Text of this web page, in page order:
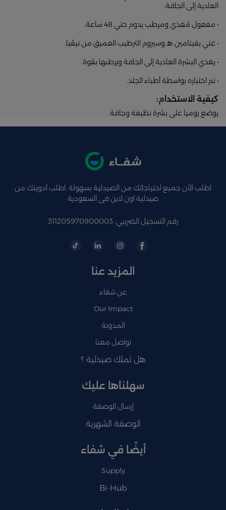
العادية إلى الجافة.
• مفعول مُغذي ومرطب يدوم حتي 48 ساعة.
• غني بفيتامين هـ وسيروم الترطيب العميق من نيڤيا.
• يغذي البشرة العادية إلى الجافة ويرطبها بقوة.
• تم اختباره بواسطة أطباء الجلد.
كيفية الاستخدام:
يوضع يوميا على بشرة نظيفة وجافة.
اطلب الآن جميع احتياجاتك من الصيدلية بسهولة ,اطلب أدويتك من
صيدلية اون لاين فى السعودية
رقم التسجيل الضريبي: 311205970900003
المزيد عنا
عن شفاء
Our Impact
المدونة
تواصل معنا
هل تملك صيدلية ؟
سهلناها عليك
إرسال الوصفة
الوصفة الشهرية
أيضًا في شفاء
Supply
Bi-Hub